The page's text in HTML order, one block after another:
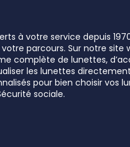
à votre service depuis
parcours. Sur notre
complète de lunettes,
les lunettes
pour bien choisir
sociale.